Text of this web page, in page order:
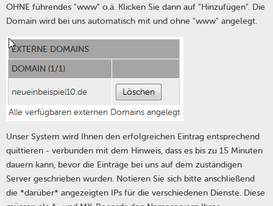
OHNE führendes "www" o.ä. Klicken Sie dann auf "Hinzufügen". Die
Domain wird bei uns automatisch mit und ohne "www" angelegt.
Unser System wird Ihnen den erfolgreichen Eintrag entsprechend
quittieren - verbunden mit dem Hinweis, dass es bis zu 15 Minuten
dauern kann, bevor die Einträge bei uns auf dem zuständigen
Server geschrieben wurden. Notieren Sie sich bitte anschließend
die *darüber* angezeigten IPs für die verschiedenen Dienste. Diese